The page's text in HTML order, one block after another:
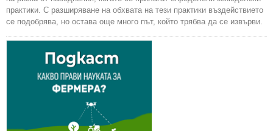
практики. С разширяване на обхвата на тези практики въздействието
се подобрява, но остава още много път, който трябва да се извърви.